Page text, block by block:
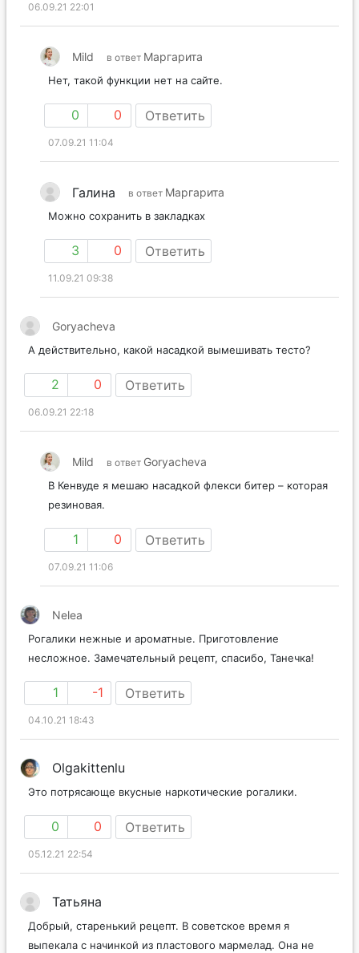
06.09.21 22:01
Mild в ответ Маргарита
Нет, такой функции нет на сайте.
0 0 Ответить
07.09.21 11:04
Галина в ответ Маргарита
Можно сохранить в закладках
3 0 Ответить
11.09.21 09:38
Goryacheva
А действительно, какой насадкой вымешивать тесто?
2 0 Ответить
06.09.21 22:18
Mild в ответ Goryacheva
В Кенвуде я мешаю насадкой флекси битер – которая
резиновая.
1 0 Ответить
07.09.21 11:06
Nelea
Рогалики нежные и ароматные. Приготовление
несложное. Замечательный рецепт, спасибо, Танечка!
1 -1 Ответить
04.10.21 18:43
Olgakittenlu
Это потрясающе вкусные наркотические рогалики.
0 0 Ответить
05.12.21 22:54
Татьяна
Добрый, старенький рецепт. В советское время я
выпекала с начинкой из пластового мармелад. Она не